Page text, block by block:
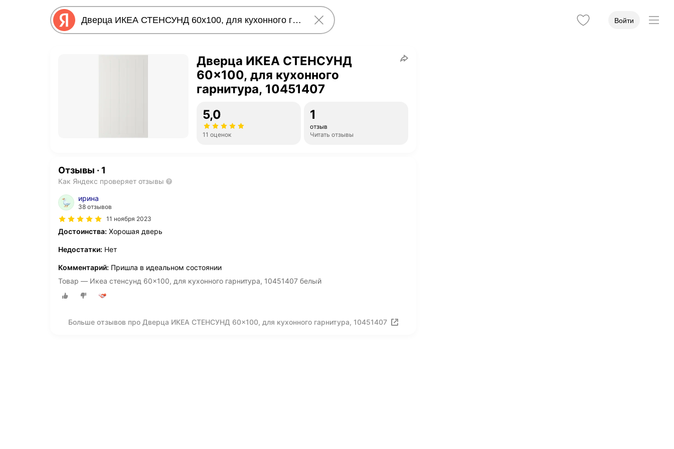
Войти
Дверца ИКЕА СТЕНСУНД
60x100, для кухонного
гарнитура, 10451407
5,0
11 оценок
1
отзыв
Читать отзывы
Отзывы · 1
Как Яндекс проверяет отзывы
ирина
38 отзывов
11 ноября 2023
Достоинства: Хорошая дверь
Недостатки: Нет
Комментарий: Пришла в идеальном состоянии
Товар — Икеа стенсунд 60x100, для кухонного гарнитура, 10451407 белый
Больше отзывов про Дверца ИКЕА СТЕНСУНД 60x100, для кухонного гарнитура, 10451407